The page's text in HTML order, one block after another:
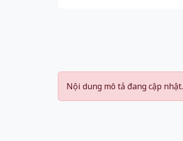
Nội dung mô tả đang cập nhật.